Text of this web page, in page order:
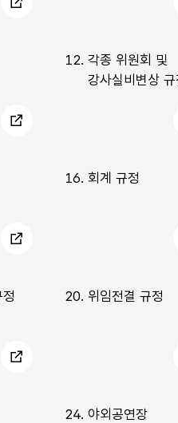
12. 각종 위원회 및
강사실비변상 규
16. 회계 규정
20. 위임전결 규정
24. 야외공연장